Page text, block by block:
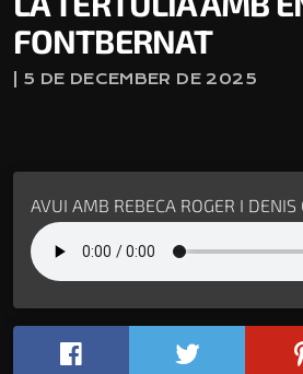
FONTBERNAT
| 5 DE DECEMBER DE 2025
AVUI AMB REBECA ROGER I DENIS